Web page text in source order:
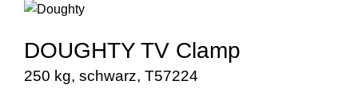
DOUGHTY TV Clamp
250 kg, schwarz, T57224